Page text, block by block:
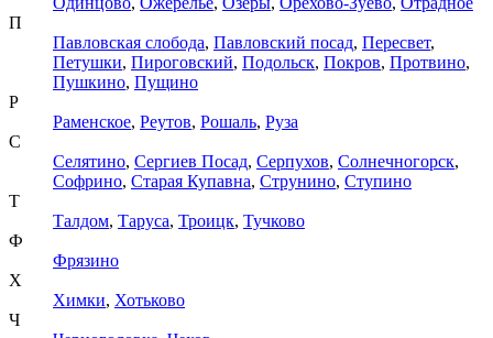
П
Павловская слобода, Павловский посад, Пересвет,
Петушки, Пироговский, Подольск, Покров, Протвино,
Пушкино, Пущино
Р
Раменское, Реутов, Рошаль, Руза
С
Селятино, Сергиев Посад, Серпухов, Солнечногорск,
Софрино, Старая Купавна, Струнино, Ступино
Т
Талдом, Таруса, Троицк, Тучково
Ф
Фрязино
Х
Химки, Хотьково
Ч